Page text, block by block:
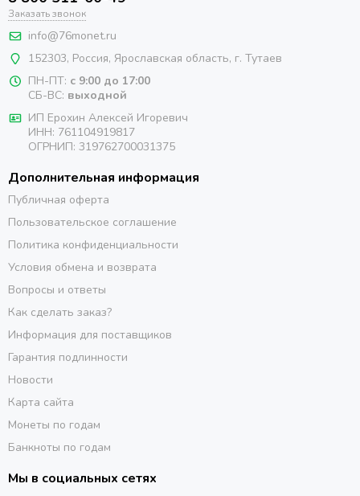
Заказать звонок
info@76monet.ru
152303, Россия, Ярославская область, г. Тутаев
ПН-ПТ: с 9:00 до 17:00
СБ-ВС: выходной
ИП Ерохин Алексей Игоревич
ИНН: 761104919817
ОГРНИП: 319762700031375
Дополнительная информация
Публичная оферта
Пользовательское соглашение
Политика конфиденциальности
Условия обмена и возврата
Вопросы и ответы
Как сделать заказ?
Информация для поставщиков
Гарантия подлинности
Новости
Карта сайта
Монеты по годам
Банкноты по годам
Мы в социальных сетях